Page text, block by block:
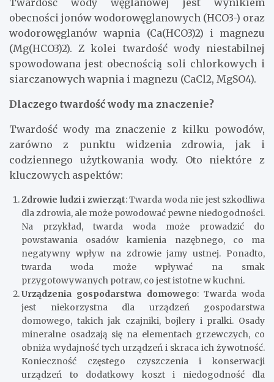
Twardość wody węglanowej jest wynikiem
obecności jonów wodorowęglanowych (HCO3-) oraz
wodorowęglanów wapnia (Ca(HCO3)2) i magnezu
(Mg(HCO3)2). Z kolei twardość wody niestabilnej
spowodowana jest obecnością soli chlorkowych i
siarczanowych wapnia i magnezu (CaCl2, MgSO4).
Dlaczego twardość wody ma znaczenie?
Twardość wody ma znaczenie z kilku powodów,
zarówno z punktu widzenia zdrowia, jak i
codziennego użytkowania wody. Oto niektóre z
kluczowych aspektów:
Zdrowie ludzi i zwierząt: Twarda woda nie jest szkodliwa
dla zdrowia, ale może powodować pewne niedogodności.
Na przykład, twarda woda może prowadzić do
powstawania osadów kamienia nazębnego, co ma
negatywny wpływ na zdrowie jamy ustnej. Ponadto,
twarda woda może wpływać na smak
przygotowywanych potraw, co jest istotne w kuchni.
Urządzenia gospodarstwa domowego: Twarda woda
jest niekorzystna dla urządzeń gospodarstwa
domowego, takich jak czajniki, bojlery i pralki. Osady
mineralne osadzają się na elementach grzewczych, co
obniża wydajność tych urządzeń i skraca ich żywotność.
Konieczność częstego czyszczenia i konserwacji
urządzeń to dodatkowy koszt i niedogodność dla